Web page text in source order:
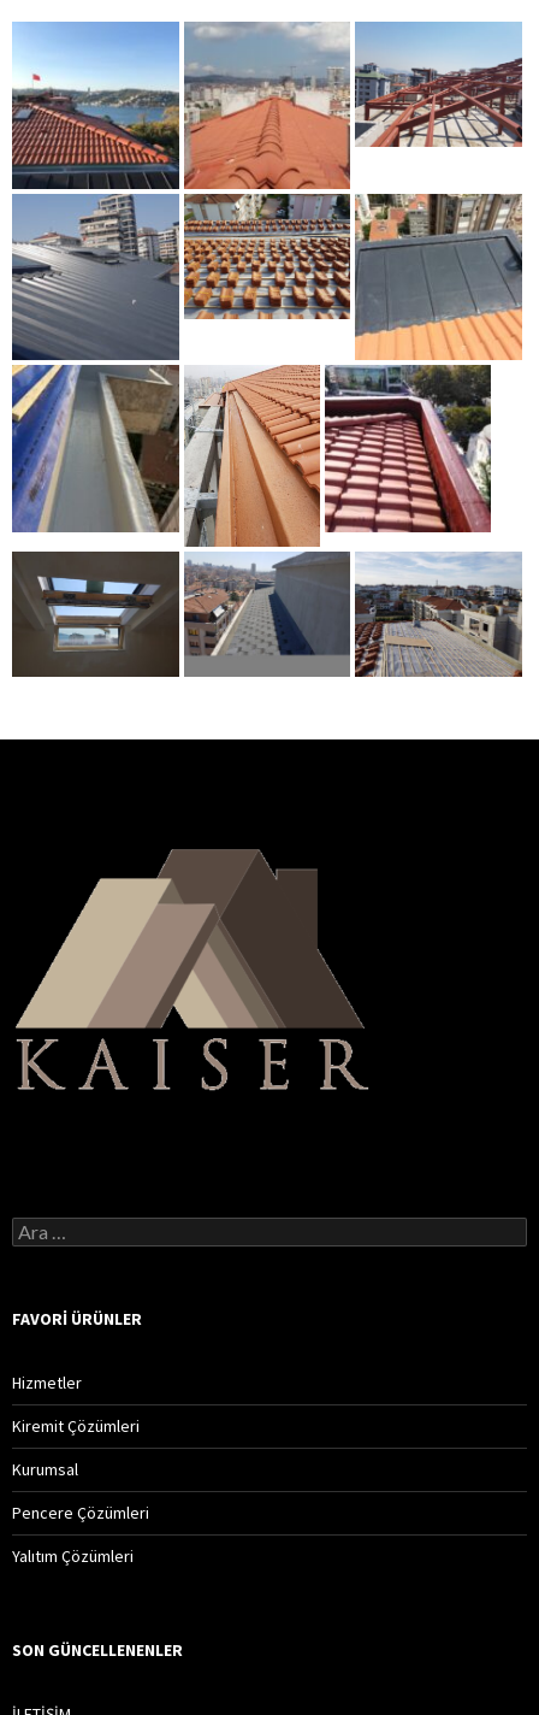
A
r
a
FAVORI ÜRÜNLER
Hizmetler
Kiremit Çözümleri
Kurumsal
Pencere Çözümleri
Yalıtım Çözümleri
SON GÜNCELLENENLER